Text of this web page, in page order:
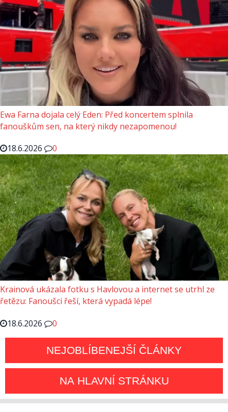
Ewa Farna dojala celý Eden: Před koncertem splnila
fanouškům sen, na který nikdy nezapomenou!
18.6.2026
0
Krainová ukázala fotku s Havlovou a internet se utrhl ze
řetězu: Fanoušci řeší, která vypadá lépe!
18.6.2026
0
NEJOBLÍBENEJŠÍ ČLÁNKY
NA HLAVNÍ STRÁNKU